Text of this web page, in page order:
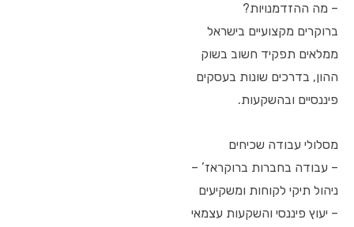
– מה ההזדמנויות?
ברוקרים מקצועיים בישראל
ממלאים תפקיד חשוב בשוק
ההון, בדרכים שונות בעסקים
פיננסיים ובהשקעות.
מסלולי עבודה שכיחים
– עבודה בחברות ברוקראז’ –
ניהול תיקי לקוחות ומשקיעים
– יעוץ פיננסי והשקעות עצמאי